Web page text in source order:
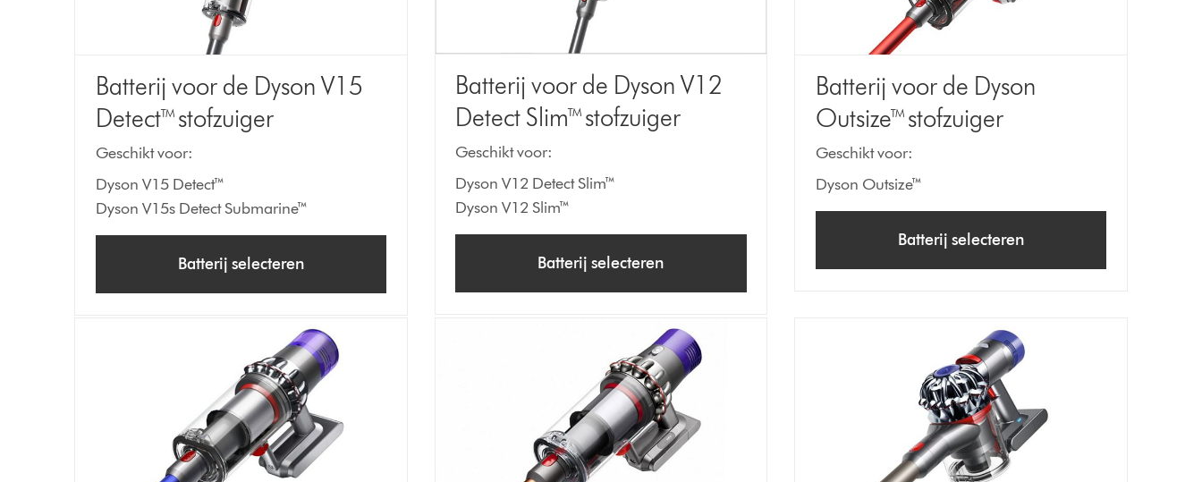
Batterij voor de Dyson V15
Detect™ stofzuiger
Geschikt voor:
Dyson V15 Detect™
Dyson V15s Detect Submarine™
Batterij selecteren
Batterij voor de Dyson V12
Detect Slim™ stofzuiger
Geschikt voor:
Dyson V12 Detect Slim™
Dyson V12 Slim™
Batterij selecteren
Batterij voor de Dyson
Outsize™ stofzuiger
Geschikt voor:
Dyson Outsize™
Batterij selecteren